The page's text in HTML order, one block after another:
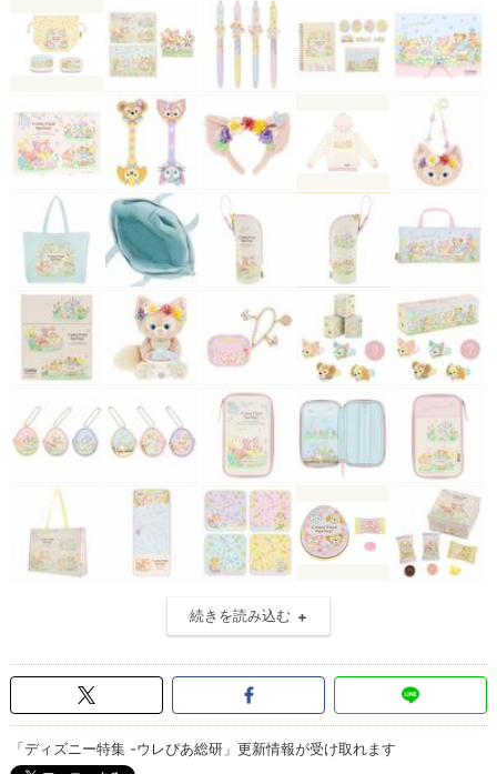
続きを読み込む
「ディズニー特集 -ウレぴあ総研」更新情報が受け取れます